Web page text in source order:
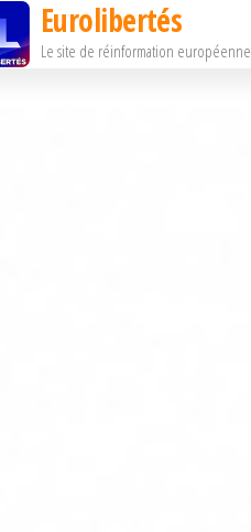
Eurolibertés
Le site de réinformation européenne